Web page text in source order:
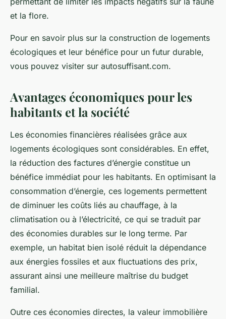
et la flore.
Pour en savoir plus sur la construction de logements
écologiques et leur bénéfice pour un futur durable,
vous pouvez visiter sur autosuffisant.com.
Avantages économiques pour les
habitants et la société
Les économies financières réalisées grâce aux
logements écologiques sont considérables. En effet,
la réduction des factures d’énergie constitue un
bénéfice immédiat pour les habitants. En optimisant la
consommation d’énergie, ces logements permettent
de diminuer les coûts liés au chauffage, à la
climatisation ou à l’électricité, ce qui se traduit par
des économies durables sur le long terme. Par
exemple, un habitat bien isolé réduit la dépendance
aux énergies fossiles et aux fluctuations des prix,
assurant ainsi une meilleure maîtrise du budget
familial.
Outre ces économies directes, la valeur immobilière